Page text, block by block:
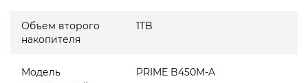
Объем второго
накопителя
1TB
Модель
PRIME B450M-A